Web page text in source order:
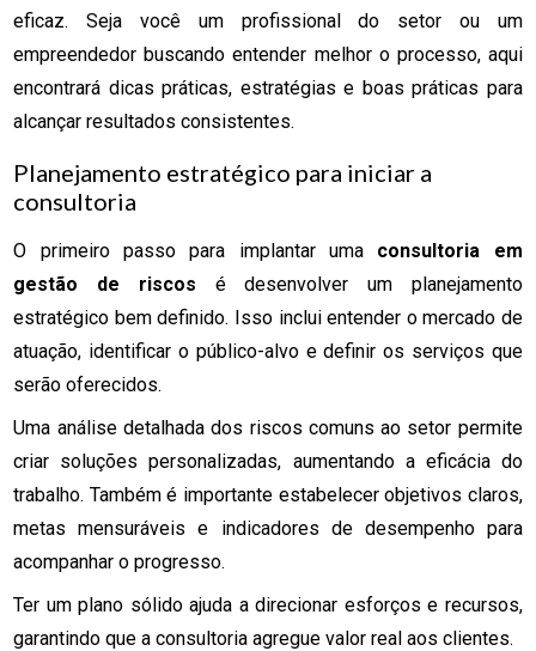
eficaz. Seja você um profissional do setor ou um
empreendedor buscando entender melhor o processo, aqui
encontrará dicas práticas, estratégias e boas práticas para
alcançar resultados consistentes.
Planejamento estratégico para iniciar a
consultoria
O primeiro passo para implantar uma consultoria em
gestão de riscos é desenvolver um planejamento
estratégico bem definido. Isso inclui entender o mercado de
atuação, identificar o público-alvo e definir os serviços que
serão oferecidos.
Uma análise detalhada dos riscos comuns ao setor permite
criar soluções personalizadas, aumentando a eficácia do
trabalho. Também é importante estabelecer objetivos claros,
metas mensuráveis e indicadores de desempenho para
acompanhar o progresso.
Ter um plano sólido ajuda a direcionar esforços e recursos,
garantindo que a consultoria agregue valor real aos clientes.